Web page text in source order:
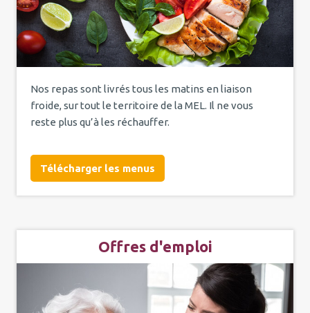
Nos repas sont livrés tous les matins en liaison
froide, sur tout le territoire de la MEL. Il ne vous
reste plus qu’à les réchauffer.
Télécharger les menus
Offres d'emploi